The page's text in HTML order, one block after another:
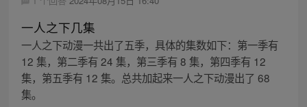
一人之下几集
一人之下动漫一共出了五季，具体的集数如下：第一季有
12 集，第二季有 24 集，第三季有 8 集，第四季有 12
集，第五季有 12 集。总共加起来一人之下动漫出了 68
集。